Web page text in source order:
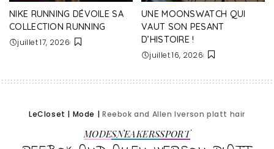
NIKE RUNNING DÉVOILE SA
COLLECTION RUNNING
juillet 17, 2026
UNE MOONSWATCH QUI
VAUT SON PESANT
D’HISTOIRE !
juillet 16, 2026
LeCloset | Mode | Reebok and Allen Iverson platt hair
MODESNEAKERSSPORT